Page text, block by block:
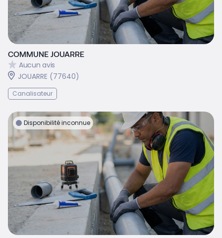
COMMUNE JOUARRE
Aucun avis
JOUARRE (77640)
Canalisateur
Disponibilité inconnue